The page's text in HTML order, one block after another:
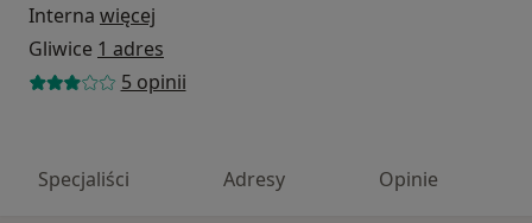
Interna więcej
Gliwice 1 adres
5 opinii
Specjaliści Adresy Opinie